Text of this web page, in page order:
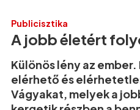
Publicisztika
A jobb életért
Különös lény az
elérhető és
Vágyakat, melyek a